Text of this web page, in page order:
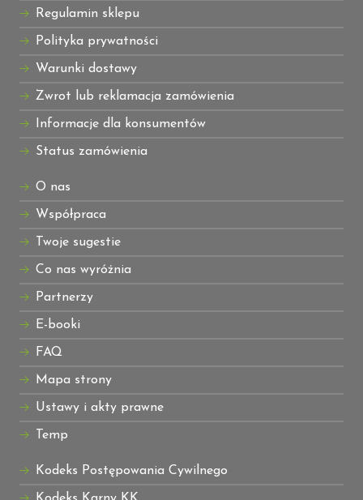
Regulamin sklepu
Polityka prywatności
Warunki dostawy
Zwrot lub reklamacja zamówienia
Informacje dla konsumentów
Status zamówienia
O nas
Współpraca
Twoje sugestie
Co nas wyróżnia
Partnerzy
E-booki
FAQ
Mapa strony
Ustawy i akty prawne
Temp
Kodeks Postępowania Cywilnego